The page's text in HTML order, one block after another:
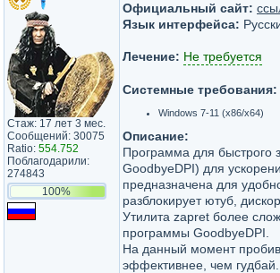
Стаж: 17 лет 3 мес.
Сообщений: 30075
Ratio: 554.752
Поблагодарили:
274843
100%
Официальный сайт:
Язык интерфейса:
Лечение: Не требуется
Системные требования:
Windows 7-11 (x86/x64)
Описание:
Программа для быстрого
GoodbyeDPI) для
предназначена для
разблокирует ютуб,
Утилита zapret более
программы GoodbyeDPI.
На данный момент
эффективнее, чем